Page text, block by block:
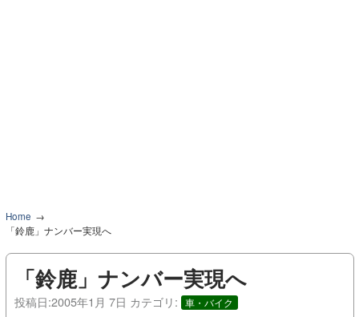
Home
「鈴鹿」ナンバー実現へ
「鈴鹿」ナンバー実現へ
投稿日:2005年1月 7日 カテゴリ: 車・バイク